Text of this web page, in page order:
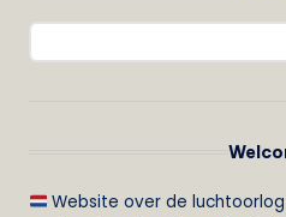
Website over de